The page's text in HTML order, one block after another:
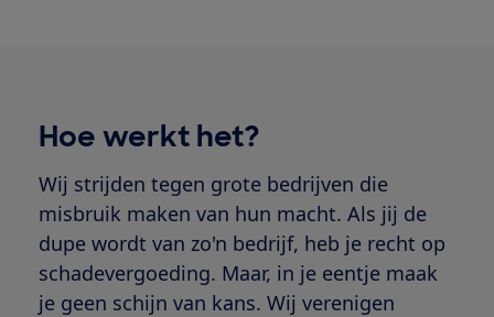
Hoe werkt het?
Wij strijden tegen grote bedrijven die
misbruik maken van hun macht. Als jij de
dupe wordt van zo'n bedrijf, heb je recht op
schadevergoeding. Maar, in je eentje maak
je geen schijn van kans. Wij verenigen